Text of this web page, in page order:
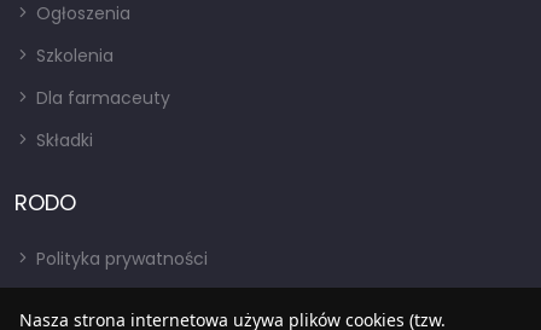
Ogłoszenia
Szkolenia
Dla farmaceuty
Składki
RODO
Polityka prywatności
Nasza strona internetowa używa plików cookies (tzw.